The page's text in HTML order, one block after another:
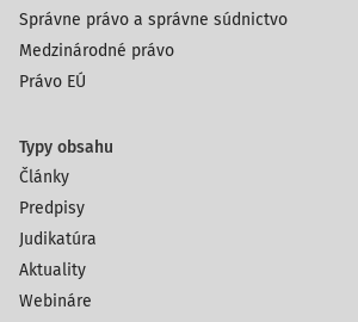
Správne právo a správne súdnictvo
Medzinárodné právo
Právo EÚ
Typy obsahu
Články
Predpisy
Judikatúra
Aktuality
Webináre